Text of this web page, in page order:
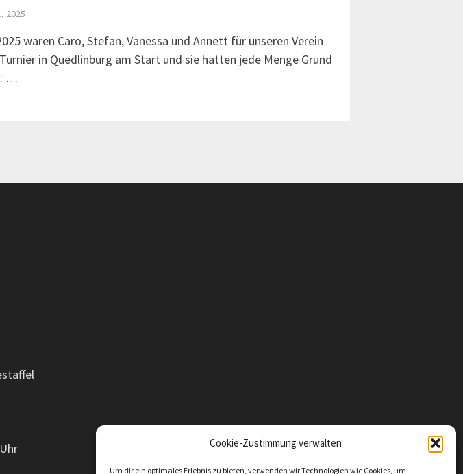
Cookie-Zustimmung verwalten
Um dir ein optimales Erlebnis zu bieten, verwenden wir Technologien wie Cookies, um
2025
waren Caro, Stefan, Vanessa und Annett für unseren Verein
in Quedlinburg am Start und sie hatten jede Menge Grund
…